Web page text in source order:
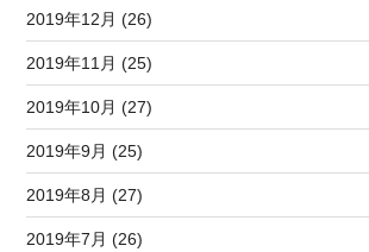
2019年12月 (26)
2019年11月 (25)
2019年10月 (27)
2019年9月 (25)
2019年8月 (27)
2019年7月 (26)